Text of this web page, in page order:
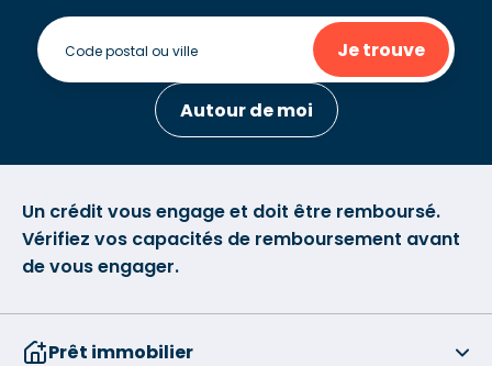
Je trouve
Autour de moi
Un crédit vous engage et doit être remboursé.
Vérifiez vos capacités de remboursement avant
de vous engager.
Prêt immobilier